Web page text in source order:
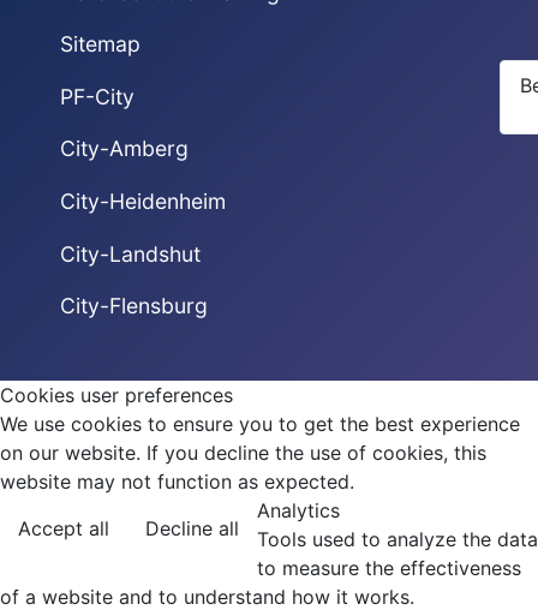
Sitemap
PF-City
City-Amberg
City-Heidenheim
City-Landshut
City-Flensburg
Cookies user preferences
We use cookies to ensure you to get the best experience
on our website. If you decline the use of cookies, this
website may not function as expected.
Accept all
Decline all
Analytics
Tools used to analyze the data
to measure the effectiveness
of a website and to understand how it works.